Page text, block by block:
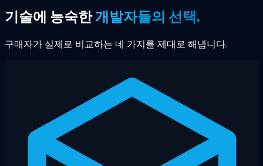
기술에 능숙한개발자들의 선택.
구매자가 실제로 비교하는 네 가지를 제대로 해냅니다.